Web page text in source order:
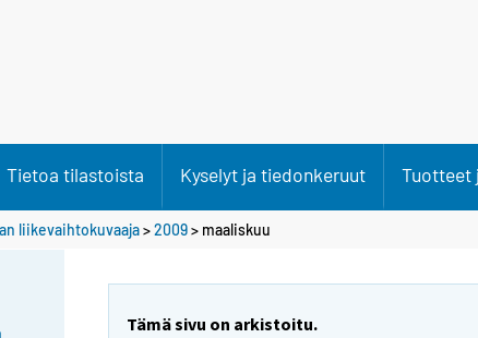
Tietoa tilastoista Kyselyt ja tiedonkeruut Tuotteet
liikevaihtokuvaaja>2009> maaliskuu
Tämä sivu on arkistoitu.